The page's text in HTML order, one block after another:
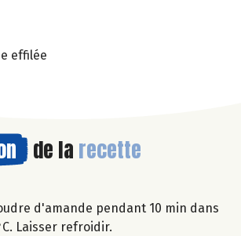
effilée
de la recette
d'amande pendant 10 min dans
Laisser refroidir.